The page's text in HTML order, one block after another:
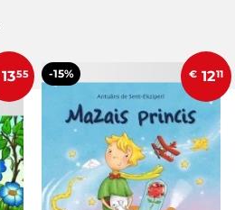
1355 -15% € 1211